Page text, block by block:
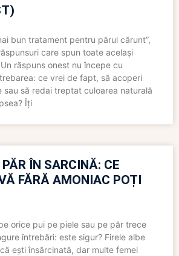
bun tratament pentru părul cărunt”,
care spun toate același
Un răspuns onest nu începe cu
ce vrei de fapt, să acoperi
sau să redai treptat culoarea naturală
Îți
ÎN SARCINĂ: CE
FĂRĂ AMONIAC POȚI
orice pui pe piele sau pe păr trece
întrebări: este sigur? Firele albe
ești însărcinată, dar multe femei